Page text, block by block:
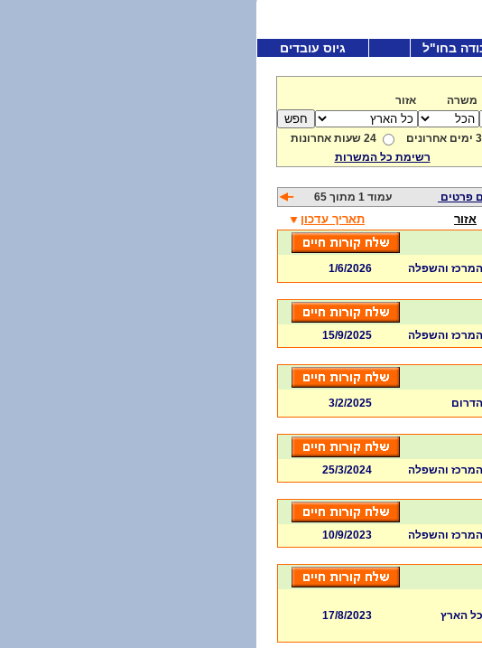
בחו"ל גיוס עובדים
משרה אזור
3 ימים אחרונים
24 שעות אחרונות
רשימת כל המשרות
פרטים עמוד 1 מתוך 65
אזור תאריך עדכון
המרכז והשפלה 1/6/2026
המרכז והשפלה 15/9/2025
הדרום 3/2/2025
המרכז והשפלה 25/3/2024
המרכז והשפלה 10/9/2023
כל הארץ 17/8/2023